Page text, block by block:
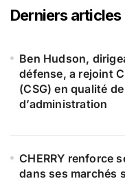
r
c
e
Derniers articles
Ben Hudson,
défense, a rejoint
(CSG) en qualité
d’administration
CHERRY renforce
dans ses marchés